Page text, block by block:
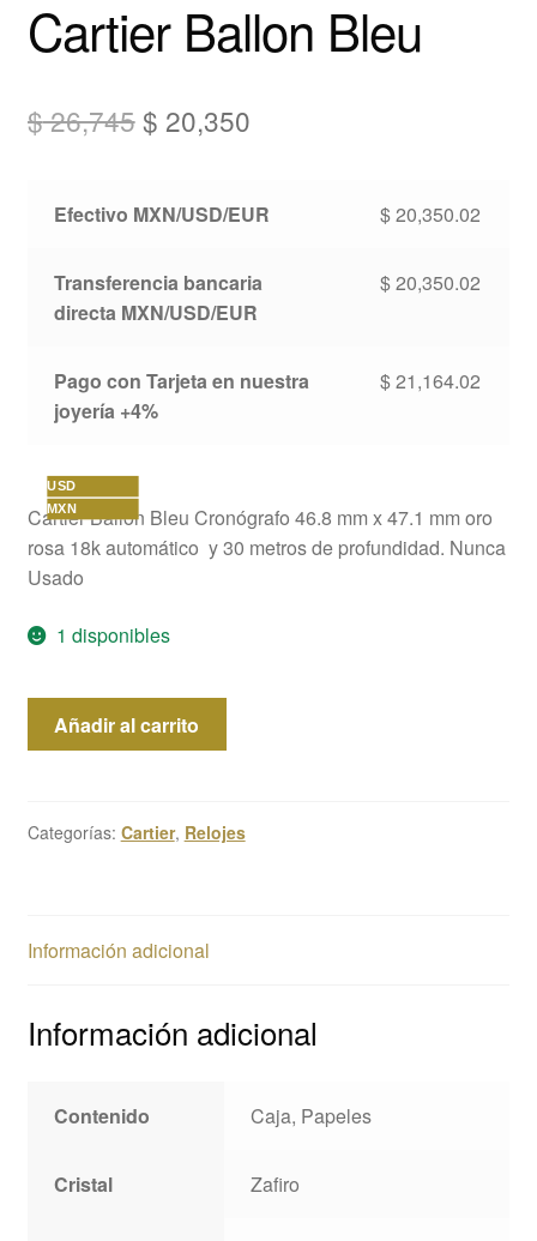
Cartier Ballon Bleu
$26,745El
original
$ 26,745.
$ 20,350El
actual
$ 20,350.
Efectivo MXN/USD/EUR $20,350.02
Transferencia bancaria
directa MXN/USD/EUR
$20,350.02
Pago con Tarjeta en nuestra
joyería +4%
$21,164.02
USD
MXN
Cartier Ballon Bleu Cronógrafo 46.8 mm x 47.1 mm oro
rosa 18k automático y 30 metros de profundidad. Nunca
Usado
1 disponibles
Cartier
Ballon
Añadir al carrito
Categorías: Cartier, Relojes
Información adicional
Información adicional
Contenido Caja, Papeles
Cristal Zafiro